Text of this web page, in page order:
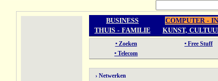
BUSINESS
COMPUTER -
THUIS - FAMILIE
KUNST,
• Zoeken
• Free Stuff
• Telecom
› Netwerken